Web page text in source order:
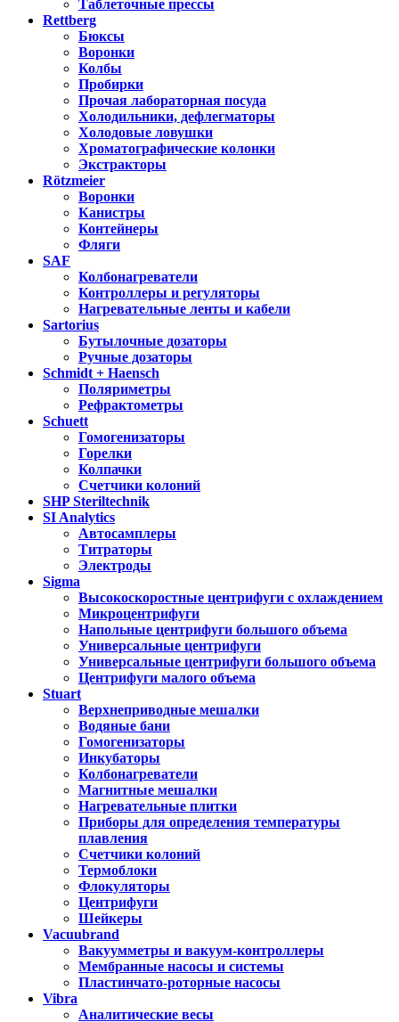
Таблеточные прессы
Rettberg
Бюксы
Воронки
Колбы
Пробирки
Прочая лабораторная посуда
Холодильники, дефлегматоры
Холодовые ловушки
Хроматографические колонки
Экстракторы
Rötzmeier
Воронки
Канистры
Контейнеры
Фляги
SAF
Колбонагреватели
Контроллеры и регуляторы
Нагревательные ленты и кабели
Sartorius
Бутылочные дозаторы
Ручные дозаторы
Schmidt + Haensch
Поляриметры
Рефрактометры
Schuett
Гомогенизаторы
Горелки
Колпачки
Счетчики колоний
SHP Steriltechnik
SI Analytics
Автосамплеры
Титраторы
Электроды
Sigma
Высокоскоростные центрифуги с охлаждением
Микроцентрифуги
Напольные центрифуги большого объема
Универсальные центрифуги
Универсальные центрифуги большого объема
Центрифуги малого объема
Stuart
Верхнеприводные мешалки
Водяные бани
Гомогенизаторы
Инкубаторы
Колбонагреватели
Магнитные мешалки
Нагревательные плитки
Приборы для определения температуры
плавления
Счетчики колоний
Термоблоки
Флокуляторы
Центрифуги
Шейкеры
Vacuubrand
Вакуумметры и вакуум-контроллеры
Мембранные насосы и системы
Пластинчато-роторные насосы
Vibra
Аналитические весы